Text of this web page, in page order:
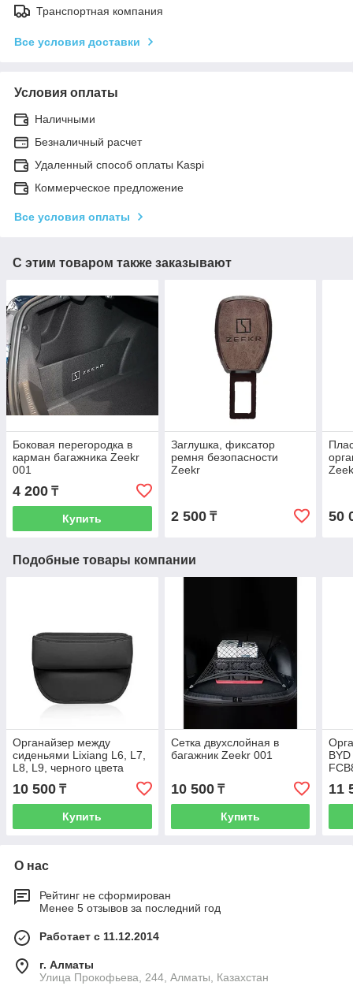
Транспортная компания
Все условия доставки
Условия оплаты
Наличными
Безналичный расчет
Удаленный способ оплаты Kaspi
Коммерческое предложение
Все условия оплаты
С этим товаром также заказывают
Боковая перегородка в
карман багажника Zeekr
001
4 200 ₸
Купить
Заглушка, фиксатор
ремня безопасности
Zeekr
2 500₸ 50
Подобные товары компании
Органайзер между
сиденьями Lixiang L6, L7,
L8, L9, черного цвета
10 500 ₸
Купить
Сетка двухслойная в
багажник Zeekr 001
10 500₸
Купить
11
О нас
Рейтинг не сформирован
Менее 5 отзывов за последний год
Работает с 11.12.2014
г. Алматы
​Улица Прокофьева, 244, Алматы, Казахстан